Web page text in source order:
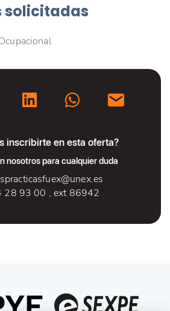
solicitadas
inscribirte en esta oferta?
nosotros para cualquier duda
28 93 00 , ext 86942